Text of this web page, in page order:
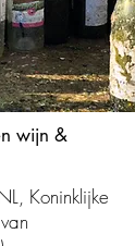
wijn &
Koninklijke